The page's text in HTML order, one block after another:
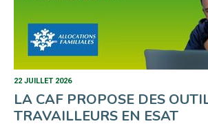
22 JUILLET 2026
LA CAF PROPOSE DES
TRAVAILLEURS EN ESAT